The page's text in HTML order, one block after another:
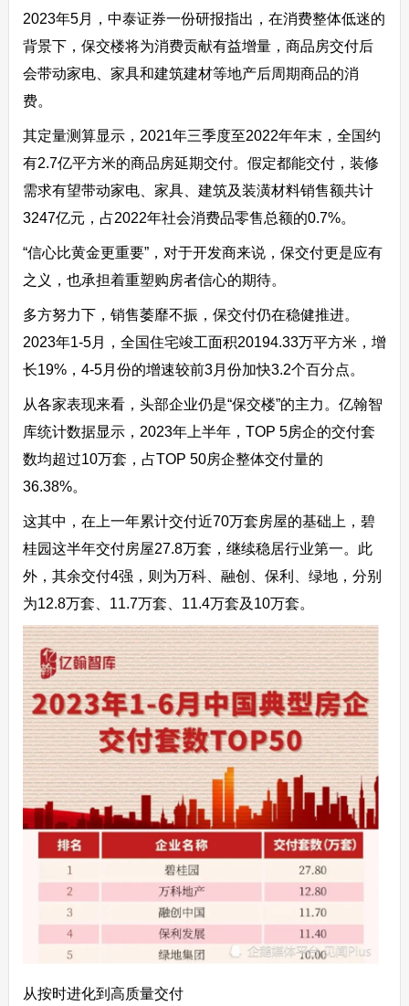
2023年5月，中泰证券一份研报指出，在消费整体低迷的
背景下，保交楼将为消费贡献有益增量，商品房交付后
会带动家电、家具和建筑建材等地产后周期商品的消
费。
其定量测算显示，2021年三季度至2022年年末，全国约
有2.7亿平方米的商品房延期交付。假定都能交付，装修
需求有望带动家电、家具、建筑及装潢材料销售额共计
3247亿元，占2022年社会消费品零售总额的0.7%。
“信心比黄金更重要”，对于开发商来说，保交付更是应有
之义，也承担着重塑购房者信心的期待。
多方努力下，销售萎靡不振，保交付仍在稳健推进。
2023年1-5月，全国住宅竣工面积20194.33万平方米，增
长19%，4-5月份的增速较前3月份加快3.2个百分点。
从各家表现来看，头部企业仍是“保交楼”的主力。亿翰智
库统计数据显示，2023年上半年，TOP 5房企的交付套
数均超过10万套，占TOP 50房企整体交付量的
36.38%。
这其中，在上一年累计交付近70万套房屋的基础上，碧
桂园这半年交付房屋27.8万套，继续稳居行业第一。此
外，其余交付4强，则为万科、融创、保利、绿地，分别
为12.8万套、11.7万套、11.4万套及10万套。
从按时进化到高质量交付